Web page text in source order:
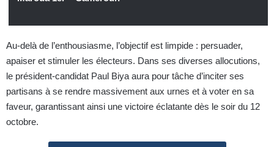
Au-delà de l’enthousiasme, l’objectif est limpide : persuader,
apaiser et stimuler les électeurs. Dans ses diverses allocutions,
le président-candidat Paul Biya aura pour tâche d’inciter ses
partisans à se rendre massivement aux urnes et à voter en sa
faveur, garantissant ainsi une victoire éclatante dès le soir du 12
octobre.